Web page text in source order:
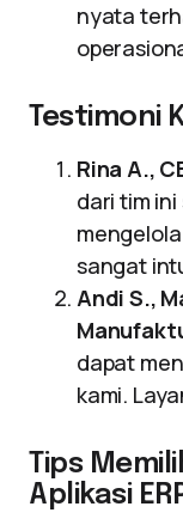
nyata
Testimoni
Rina A.,
dari tim
sangat
Andi S.,
dapat
kami.
Tips
Aplikasi